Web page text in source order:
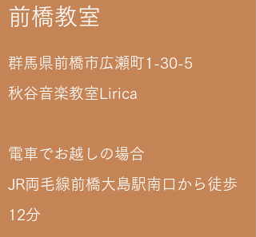
前橋教室
群馬県前橋市広瀬町1-30-5
秋谷音楽教室Lirica
電車でお越しの場合
JR両毛線前橋大島駅南口から徒歩
12分